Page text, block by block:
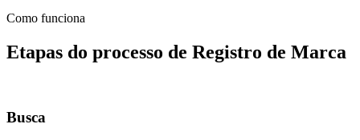
Como funciona
Etapas do processo de Registro de Marca
Busca